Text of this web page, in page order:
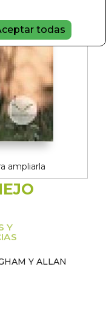
todas
ampliarla
Y
Y ALLAN